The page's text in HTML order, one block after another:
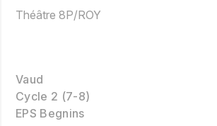
Théâtre 8P/ROY
Vaud
Cycle 2 (7-8)
EPS Begnins